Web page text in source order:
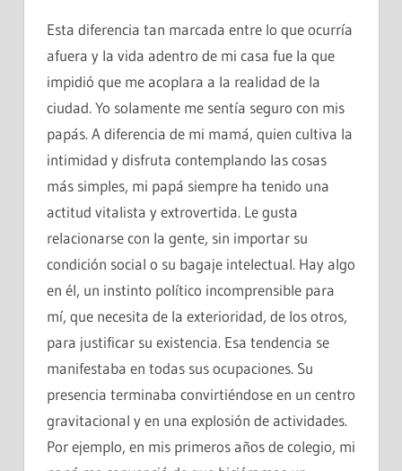
Esta diferencia tan marcada entre lo que ocurría
afuera y la vida adentro de mi casa fue la que
impidió que me acoplara a la realidad de la
ciudad. Yo solamente me sentía seguro con mis
papás. A diferencia de mi mamá, quien cultiva la
intimidad y disfruta contemplando las cosas
más simples, mi papá siempre ha tenido una
actitud vitalista y extrovertida. Le gusta
relacionarse con la gente, sin importar su
condición social o su bagaje intelectual. Hay algo
en él, un instinto político incomprensible para
mí, que necesita de la exterioridad, de los otros,
para justificar su existencia. Esa tendencia se
manifestaba en todas sus ocupaciones. Su
presencia terminaba convirtiéndose en un centro
gravitacional y en una explosión de actividades.
Por ejemplo, en mis primeros años de colegio, mi